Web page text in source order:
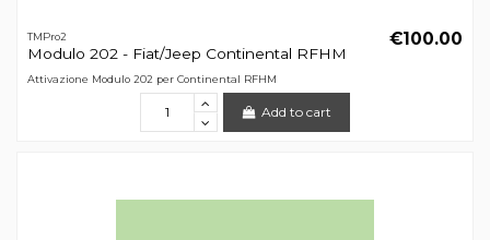
TMPro2
Modulo 202 - Fiat/Jeep Continental RFHM
€100.00
Attivazione Modulo 202 per Continental RFHM
Add to cart